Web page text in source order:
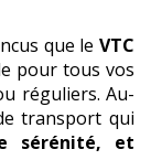
que le VTC
pour tous vos
réguliers. Au-
transport qui
sérénité, et